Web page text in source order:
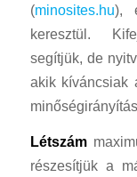
(minosites.hu),
keresztül.
segítjük, de
akik kíváncsiak
Létszám
részesítjük a